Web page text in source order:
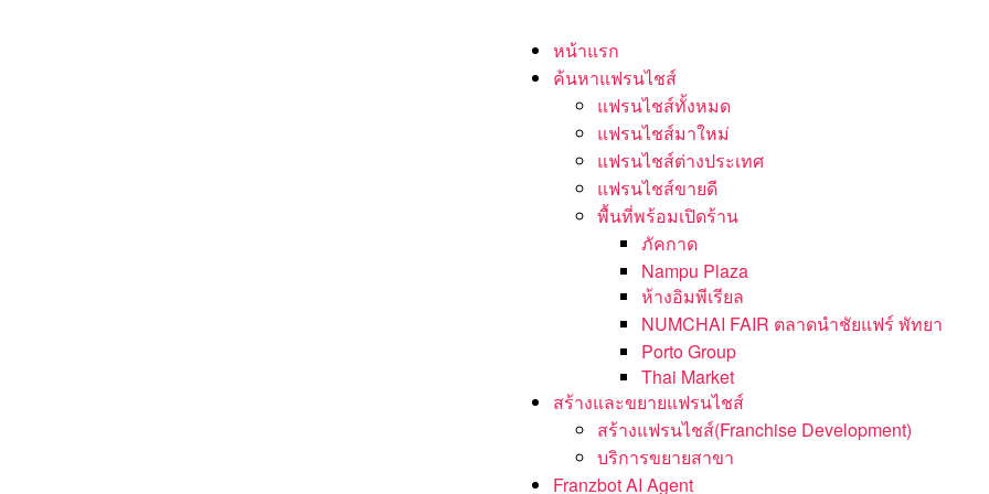
หน้าแรก
ค้นหาแฟรนไชส์
แฟรนไชส์ทั้งหมด
แฟรนไชส์มาใหม่
แฟรนไชส์ต่างประเทศ
แฟรนไชส์ขายดี
พื้นที่พร้อมเปิดร้าน
ภัคกาด
Nampu Plaza
ห้างอิมพีเรียล
NUMCHAI FAIR ตลาดนำชัยแฟร์ พัทยา
Porto Group
Thai Market
สร้างและขยายแฟรนไชส์
สร้างแฟรนไชส์(Franchise Development)
บริการขยายสาขา
Franzbot AI Agent